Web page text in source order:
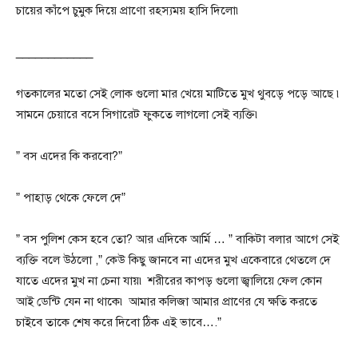
চায়ের কাঁপে চুমুক দিয়ে প্রাণো রহস্যময় হাসি দিলো৷
গতকালের মতো সেই লোক গুলো মার খেয়ে মাটিতে মুখ থুবড়ে পড়ে আছে ৷
সামনে চেয়ারে বসে সিগারেট ফুকতে লাগলো সেই ব্যক্তি৷
” বস এদের কি করবো?”
” পাহাড় থেকে ফেলে দে”
” বস পুলিশ কেস হবে তো? আর এদিকে আর্মি … ” বাকিটা বলার আগে সেই
ব্যক্তি বলে উঠলো ,” কেউ কিছু জানবে না এদের মুখ একেবারে থেতলে দে
যাতে এদের মুখ না চেনা যায়৷ শরীরের কাপড় গুলো জ্বালিয়ে ফেল কোন
আই ডেন্টি যেন না থাকে৷ আমার কলিজা আমার প্রাণের যে ক্ষতি করতে
চাইবে তাকে শেষ করে দিবো ঠিক এই ভাবে….”